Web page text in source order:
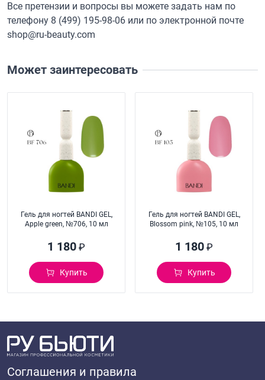
Все претензии и вопросы вы можете задать нам по
телефону 8 (499) 195-98-06 или по электронной почте
shop@ru-beauty.com
Может заинтересовать
Гель для ногтей BANDI GEL,
Apple green, №706, 10 мл
1 180 ₽
Купить
Гель для ногтей BANDI GEL,
Blossom pink, №105, 10 мл
1 180 ₽
Купить
Соглашения и правила